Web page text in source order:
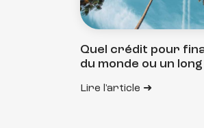
Quel crédit pour
du monde ou un
Lire l'article